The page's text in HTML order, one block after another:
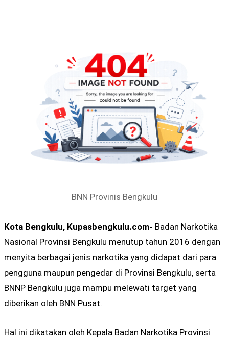
BNN Provinis Bengkulu
Kota Bengkulu, Kupasbengkulu.com- Badan Narkotika
Nasional Provinsi Bengkulu menutup tahun 2016 dengan
menyita berbagai jenis narkotika yang didapat dari para
pengguna maupun pengedar di Provinsi Bengkulu, serta
BNNP Bengkulu juga mampu melewati target yang
diberikan oleh BNN Pusat.
Hal ini dikatakan oleh Kepala Badan Narkotika Provinsi